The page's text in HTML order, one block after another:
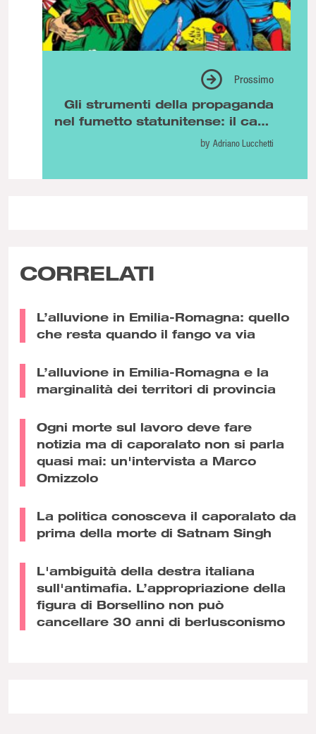
Prossimo
Gli strumenti della propaganda
nel fumetto statunitense: il caso
di Capitan America
by Adriano Lucchetti
CORRELATI
L’alluvione in Emilia-Romagna: quello
che resta quando il fango va via
L’alluvione in Emilia-Romagna e la
marginalità dei territori di provincia
Ogni morte sul lavoro deve fare
notizia ma di caporalato non si parla
quasi mai: un'intervista a Marco
Omizzolo
La politica conosceva il caporalato da
prima della morte di Satnam Singh
L'ambiguità della destra italiana
sull'antimafia. L’appropriazione della
figura di Borsellino non può
cancellare 30 anni di berlusconismo